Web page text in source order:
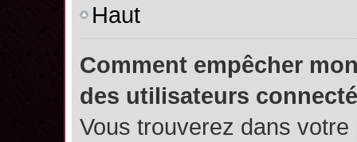
Haut
Comment empêcher
des utilisateurs
Vous trouverez dans votre